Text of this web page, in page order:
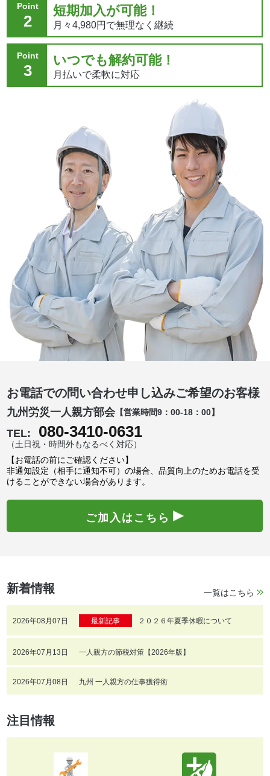
Point
2
短期加入が可能！
月々4,980円で無理なく継続
Point
3
いつでも解約可能！
月払いで柔軟に対応
お電話での問い合わせ申し込みご希望のお客様
九州労災一人親方部会【営業時間9：00-18：00】
TEL: 080-3410-0631
（土日祝・時間外もなるべく対応）
【お電話の前にご確認ください】
非通知設定（相手に通知不可）の場合、品質向上のためお電話を受
けることができない場合があります。
ご加入はこちら
新着情報
2026年08月07日 最新記事 ２０２６年夏季休暇について
2026年07月13日 一人親方の節税対策【2026年版】
2026年07月08日 九州 一人親方の仕事獲得術
一覧はこちら
注目情報